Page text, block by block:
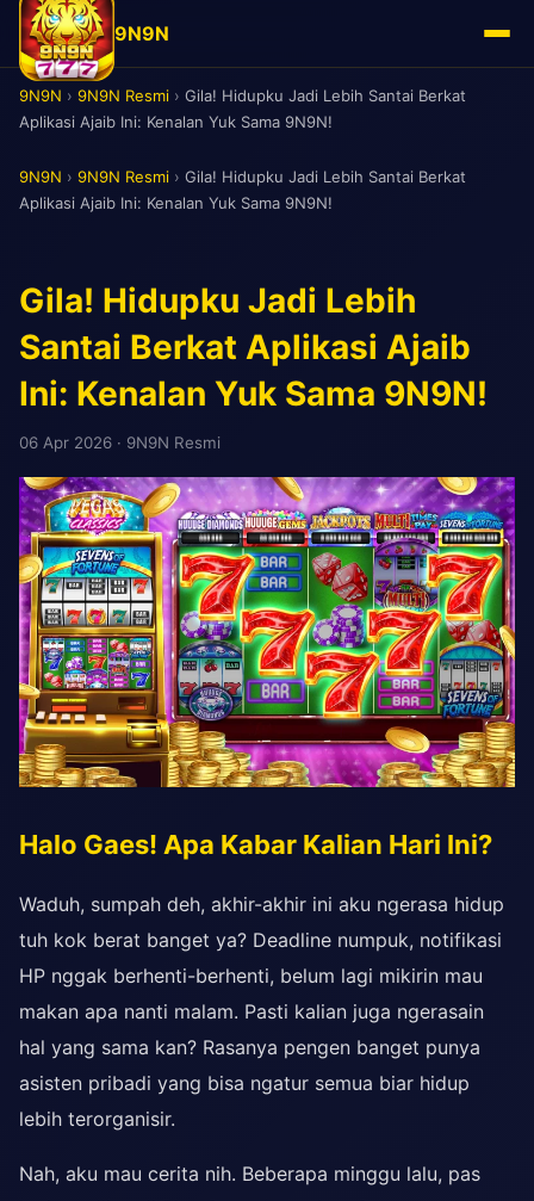
9N9N
9N9N › 9N9N Resmi › Gila! Hidupku Jadi Lebih Santai Berkat
Aplikasi Ajaib Ini: Kenalan Yuk Sama 9N9N!
9N9N › 9N9N Resmi › Gila! Hidupku Jadi Lebih Santai Berkat
Aplikasi Ajaib Ini: Kenalan Yuk Sama 9N9N!
Gila! Hidupku Jadi Lebih
Santai Berkat Aplikasi Ajaib
Ini: Kenalan Yuk Sama 9N9N!
06 Apr 2026 · 9N9N Resmi
Halo Gaes! Apa Kabar Kalian Hari Ini?
Waduh, sumpah deh, akhir-akhir ini aku ngerasa hidup
tuh kok berat banget ya? Deadline numpuk, notifikasi
HP nggak berhenti-berhenti, belum lagi mikirin mau
makan apa nanti malam. Pasti kalian juga ngerasain
hal yang sama kan? Rasanya pengen banget punya
asisten pribadi yang bisa ngatur semua biar hidup
lebih terorganisir.
Nah, aku mau cerita nih. Beberapa minggu lalu, pas